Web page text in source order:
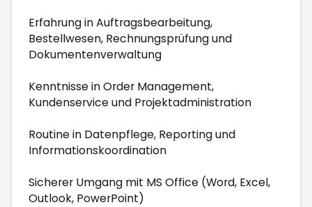
Erfahrung in Auftragsbearbeitung,
Bestellwesen, Rechnungsprüfung und
Dokumentenverwaltung
Kenntnisse in Order Management,
Kundenservice und Projektadministration
Routine in Datenpflege, Reporting und
Informationskoordination
Sicherer Umgang mit MS Office (Word, Excel,
Outlook, PowerPoint)